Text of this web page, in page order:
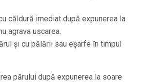
căldură imediat după expunerea la
agrava uscarea.
și cu pălării sau eșarfe în timpul
părului după expunerea la soare